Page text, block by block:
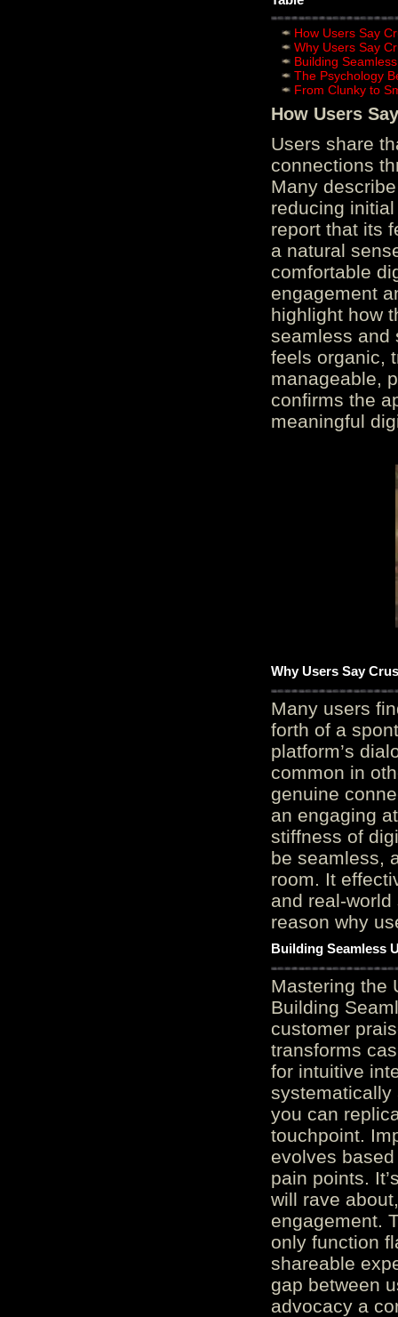
How Users Say
Why Users Say
Building
The Psychology
From Clunky to
How Users
Users share
connections
Many
reducing
report that its
a natural
comfortable
engagement
highlight how
seamless and
feels organic,
manageable,
confirms the
meaningful
Why Users Say
Many users
forth of a
platform’s
common in
genuine
an engaging
stiffness of
be seamless,
room. It
and real-
reason why
Building Seamless
Mastering the
Building
customer
transforms
for intuitive
systematically
you can
touchpoint.
evolves
pain points.
will rave
engagement.
only function
shareable
gap between
advocacy a